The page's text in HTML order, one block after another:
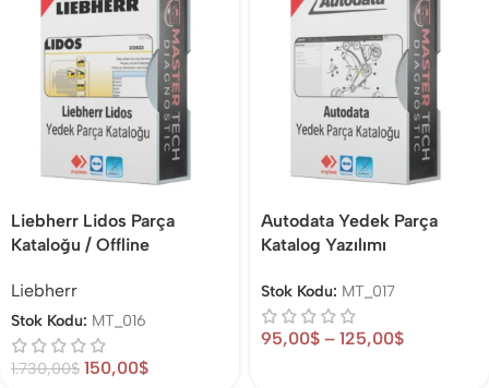
Liebherr Lidos Parça
Kataloğu / Offline
Liebherr
Stok Kodu: MT_016
1.730,00$ 150,00$
Autodata Yedek Parça
Katalog Yazılımı
Stok Kodu: MT_017
95,00$ – 125,00$